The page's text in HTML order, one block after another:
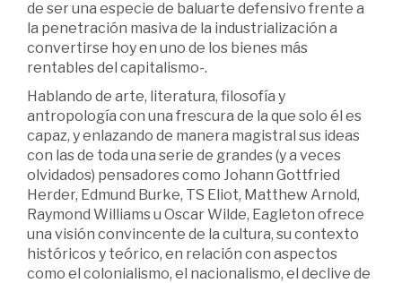
de ser una especie de baluarte defensivo frente a
la penetración masiva de la industrialización a
convertirse hoy en uno de los bienes más
rentables del capitalismo-.
Hablando de arte, literatura, filosofía y
antropología con una frescura de la que solo él es
capaz, y enlazando de manera magistral sus ideas
con las de toda una serie de grandes (y a veces
olvidados) pensadores como Johann Gottfried
Herder, Edmund Burke, TS Eliot, Matthew Arnold,
Raymond Williams u Oscar Wilde, Eagleton ofrece
una visión convincente de la cultura, su contexto
históricos y teórico, en relación con aspectos
como el colonialismo, el nacionalismo, el declive de